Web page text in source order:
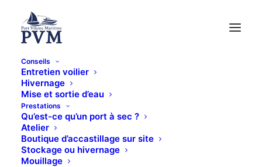
Conseils
Entretien voilier
Hivernage
Mise et sortie d’eau
Prestations
Qu’est-ce qu’un port à sec ?
Atelier
Boutique d’accastillage sur site
Stockage ou hivernage
Mouillage
Zone d’interdiction de
naviguer
Suite à la construction d’un parc éolien en mer, la
préfecture a déterminé une zone d’interdiction de